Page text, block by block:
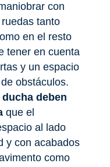
con
tanto
en el resto
tener en cuenta
y un espacio
obstáculos.
deben
que el
al lado
y con acabados
como